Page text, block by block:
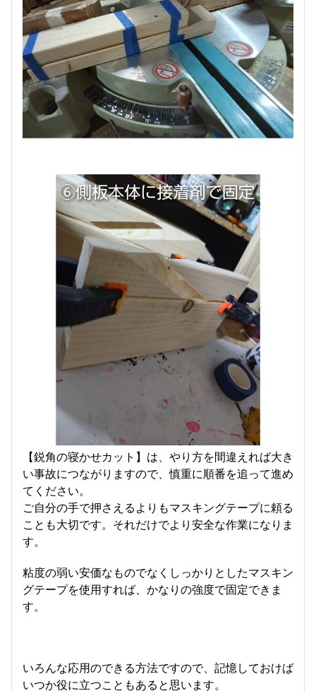
【鋭角の寝かせカット】は、やり方を間違えれば大き
い事故につながりますので、慎重に順番を追って進め
てください。
ご自分の手で押さえるよりもマスキングテープに頼る
ことも大切です。それだけでより安全な作業になりま
す。
粘度の弱い安価なものでなくしっかりとしたマスキン
グテープを使用すれば、かなりの強度で固定できま
す。
いろんな応用のできる方法ですので、記憶しておけば
いつか役に立つこともあると思います。